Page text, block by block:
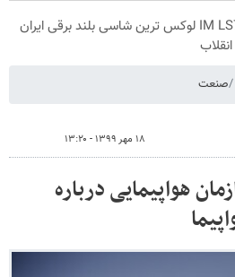
بازدید از IM LS7 لوکس ترین شاسی بلند برقی ایران
صنعت
۱۸ مهر ۱۳۹۹ - ۱۳:۲۰
هواپیمایی درباره